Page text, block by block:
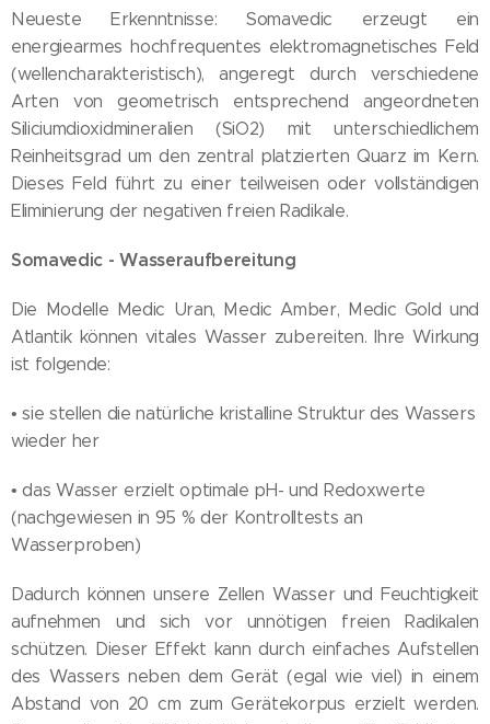
Neueste Erkenntnisse: Somavedic erzeugt ein
energiearmes hochfrequentes elektromagnetisches Feld
(wellencharakteristisch), angeregt durch verschiedene
Arten von geometrisch entsprechend angeordneten
Siliciumdioxidmineralien (SiO2) mit unterschiedlichem
Reinheitsgrad um den zentral platzierten Quarz im Kern.
Dieses Feld führt zu einer teilweisen oder vollständigen
Eliminierung der negativen freien Radikale.
Somavedic - Wasseraufbereitung
Die Modelle Medic Uran, Medic Amber, Medic Gold und
Atlantik können vitales Wasser zubereiten. Ihre Wirkung
ist folgende:
• sie stellen die natürliche kristalline Struktur des Wassers
wieder her
• das Wasser erzielt optimale pH- und Redoxwerte
(nachgewiesen in 95 % der Kontrolltests an
Wasserproben)
Dadurch können unsere Zellen Wasser und Feuchtigkeit
aufnehmen und sich vor unnötigen freien Radikalen
schützen. Dieser Effekt kann durch einfaches Aufstellen
des Wassers neben dem Gerät (egal wie viel) in einem
Abstand von 20 cm zum Gerätekorpus erzielt werden.